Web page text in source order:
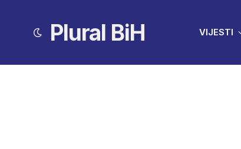
Plural BiH VIJESTI